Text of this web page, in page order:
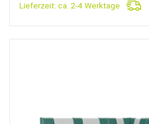
Lieferzeit: ca. 2-4 Werktage